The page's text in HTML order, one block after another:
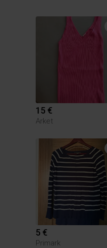
15 €
Arket
5 €
Primark